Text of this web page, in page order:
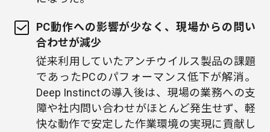
PC動作への影響が少なく、現場からの問い
合わせが減少
従来利用していたアンチウイルス製品の課題
であったPCのパフォーマンス低下が解消。
Deep Instinctの導入後は、現場の業務への支
障や社内問い合わせがほとんど発生せず、軽
快な動作で安定した作業環境の実現に貢献し